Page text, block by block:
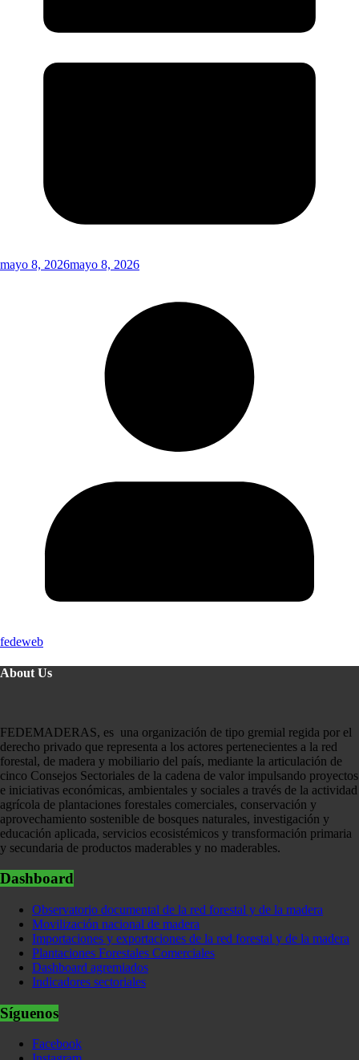
mayo 8, 2026mayo 8, 2026
fedeweb
About Us
FEDEMADERAS, es una organización de tipo gremial regida por el
derecho privado que representa a los actores pertenecientes a la red
forestal, de madera y mobiliario del país, mediante la articulación de
cinco Consejos Sectoriales de la cadena de valor impulsando proyectos
e iniciativas económicas, ambientales y sociales a través de la actividad
agrícola de plantaciones forestales comerciales, conservación y
aprovechamiento sostenible de bosques naturales, investigación y
educación aplicada, servicios ecosistémicos y transformación primaria
y secundaria de productos maderables y no maderables.
Dashboard
Observatorio documental de la red forestal y de la madera
Movilización nacional de madera
Importaciones y exportaciones de la red forestal y de la madera
Plantaciones Forestales Comerciales
Dashboard agremiados
Indicadores sectoriales
Síguenos
Facebook